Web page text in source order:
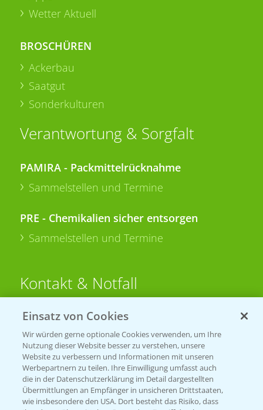
Wetter Aktuell
BROSCHÜREN
Ackerbau
Saatgut
Sonderkulturen
Verantwortung & Sorgfalt
PAMIRA - Packmittelrücknahme
Sammelstellen und Termine
PRE - Chemikalien sicher entsorgen
Sammelstellen und Termine
Kontakt & Notfall
Beratung auf WhatsApp
T.+49 (0)174 346 564 1
KONTAKT
Hilfe in Notfällen
Einsatz von Cookies
Wir würden gerne optionale Cookies verwenden, um Ihre
Nutzung dieser Website besser zu verstehen, unsere
Website zu verbessern und Informationen mit unseren
Werbepartnern zu teilen. Ihre Einwilligung umfasst auch
die in der Datenschutzerklärung im Detail dargestellten
Übermittlungen an Empfänger in unsicheren Drittstaaten,
wie insbesondere den USA. Dort besteht das Risiko, dass